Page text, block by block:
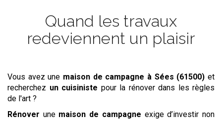
Quand les travaux
redeviennent un plaisir
Vous avez une maison de campagne à Sées (61500) et
recherchez un cuisiniste pour la rénover dans les règles
de l'art ?
Rénover une maison de campagne exige d’investir non